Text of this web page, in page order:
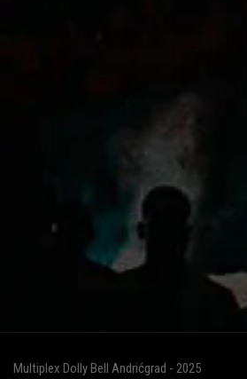
Multiplex Dolly Bell Andrićgrad - 2025